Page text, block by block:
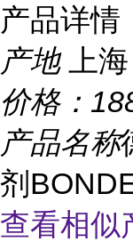
产品详情
产地
上海
价格：
产品名称
剂
查看相